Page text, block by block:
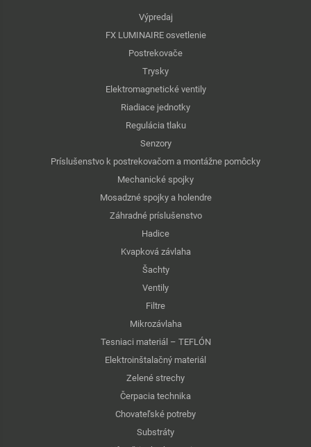
Výpredaj
FX LUMINAIRE osvetlenie
Postrekovače
Trysky
Elektromagnetické ventily
Riadiace jednotky
Regulácia tlaku
Senzory
Príslušenstvo k postrekovačom a montážne pomôcky
Mechanické spojky
Mosadzné spojky a holendre
Záhradné príslušenstvo
Hadice
Kvapková závlaha
Šachty
Ventily
Filtre
Mikrozávlaha
Tesniaci materiál – TEFLÓN
Elektroinštalačný materiál
Zelené strechy
Čerpacia technika
Chovateľské potreby
Substráty